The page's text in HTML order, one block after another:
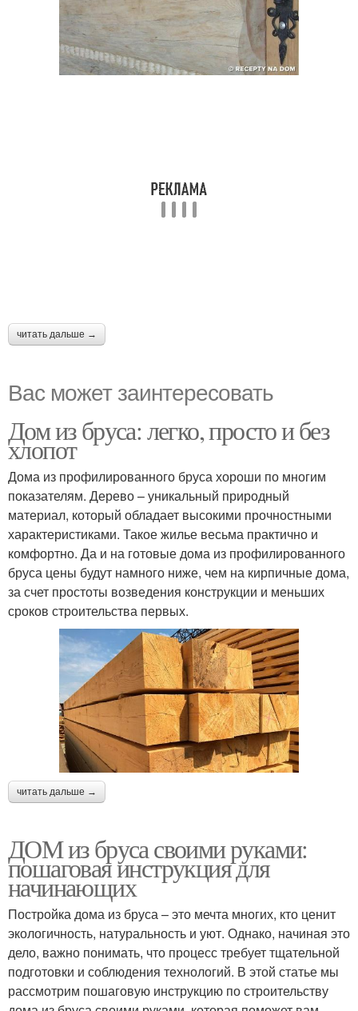
читать дальше →
Вас может заинтересовать
Дом из бруса: легко, просто и без
хлопот
Дома из профилированного бруса хороши по многим
показателям. Дерево – уникальный природный
материал, который обладает высокими прочностными
характеристиками. Такое жилье весьма практично и
комфортно. Да и на готовые дома из профилированного
бруса цены будут намного ниже, чем на кирпичные дома,
за счет простоты возведения конструкции и меньших
сроков строительства первых.
читать дальше →
ДОМ из бруса своими руками:
пошаговая инструкция для
начинающих
Постройка дома из бруса – это мечта многих, кто ценит
экологичность, натуральность и уют. Однако, начиная это
дело, важно понимать, что процесс требует тщательной
подготовки и соблюдения технологий. В этой статье мы
рассмотрим пошаговую инструкцию по строительству